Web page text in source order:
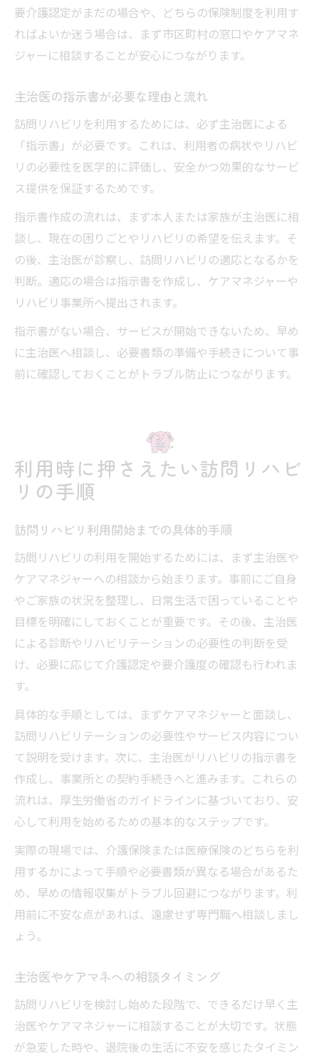
要介護認定がまだの場合や、どちらの保険制度を利用す
ればよいか迷う場合は、まず市区町村の窓口やケアマネ
ジャーに相談することが安心につながります。
主治医の指示書が必要な理由と流れ
訪問リハビリを利用するためには、必ず主治医による
「指示書」が必要です。これは、利用者の病状やリハビ
リの必要性を医学的に評価し、安全かつ効果的なサービ
ス提供を保証するためです。
指示書作成の流れは、まず本人または家族が主治医に相
談し、現在の困りごとやリハビリの希望を伝えます。そ
の後、主治医が診察し、訪問リハビリの適応となるかを
判断。適応の場合は指示書を作成し、ケアマネジャーや
リハビリ事業所へ提出されます。
指示書がない場合、サービスが開始できないため、早め
に主治医へ相談し、必要書類の準備や手続きについて事
前に確認しておくことがトラブル防止につながります。
利用時に押さえたい訪問リハビ
リの手順
訪問リハビリ利用開始までの具体的手順
訪問リハビリの利用を開始するためには、まず主治医や
ケアマネジャーへの相談から始まります。事前にご自身
やご家族の状況を整理し、日常生活で困っていることや
目標を明確にしておくことが重要です。その後、主治医
による診断やリハビリテーションの必要性の判断を受
け、必要に応じて介護認定や要介護度の確認も行われま
す。
具体的な手順としては、まずケアマネジャーと面談し、
訪問リハビリテーションの必要性やサービス内容につい
て説明を受けます。次に、主治医がリハビリの指示書を
作成し、事業所との契約手続きへと進みます。これらの
流れは、厚生労働省のガイドラインに基づいており、安
心して利用を始めるための基本的なステップです。
実際の現場では、介護保険または医療保険のどちらを利
用するかによって手順や必要書類が異なる場合があるた
め、早めの情報収集がトラブル回避につながります。利
用前に不安な点があれば、遠慮せず専門職へ相談しまし
ょう。
主治医やケアマネへの相談タイミング
訪問リハビリを検討し始めた段階で、できるだけ早く主
治医やケアマネジャーに相談することが大切です。状態
が急変した時や、退院後の生活に不安を感じたタイミン